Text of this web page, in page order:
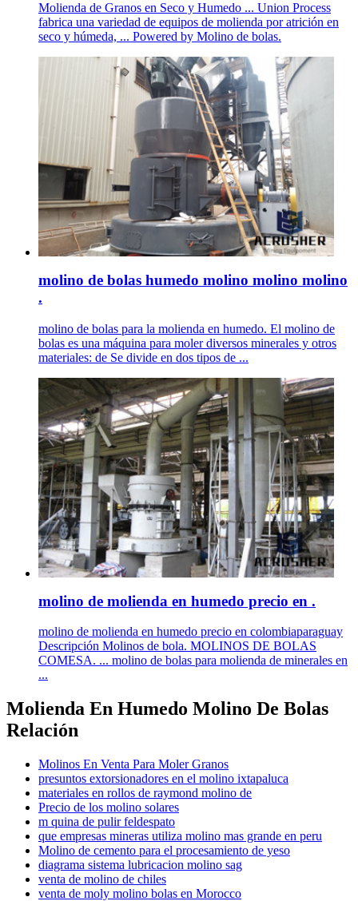
Molienda de Granos en Seco y Humedo ... Union Process
fabrica una variedad de equipos de molienda por atrición en
seco y húmeda, ... Powered by Molino de bolas.
molino de bolas humedo molino molino molino
.
molino de bolas para la molienda en humedo. El molino de
bolas es una máquina para moler diversos minerales y otros
materiales: de Se divide en dos tipos de ...
molino de molienda en humedo precio en .
molino de molienda en humedo precio en colombiaparaguay
Descripción Molinos de bola. MOLINOS DE BOLAS
COMESA. ... molino de bolas para molienda de minerales en
...
Molienda En Humedo Molino De Bolas
Relación
Molinos En Venta Para Moler Granos
presuntos extorsionadores en el molino ixtapaluca
materiales en rollos de raymond molino de
Precio de los molino solares
m quina de pulir feldespato
que empresas mineras utiliza molino mas grande en peru
Molino de cemento para el procesamiento de yeso
diagrama sistema lubricacion molino sag
venta de molino de chiles
venta de moly molino bolas en Morocco